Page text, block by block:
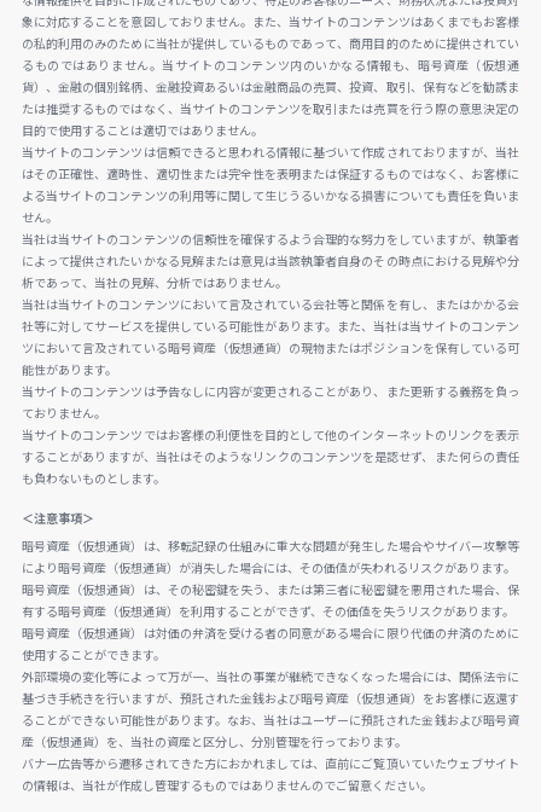
象に対応することを意図しておりません。また、当サイトのコンテンツはあくまでもお客様
の私的利用のみのために当社が提供しているものであって、商用目的のために提供されてい
るものではありません。当サイトのコンテンツ内のいかなる情報も、暗号資産（仮想通
貨）、金融の個別銘柄、金融投資あるいは金融商品の売買、投資、取引、保有などを勧誘ま
たは推奨するものではなく、当サイトのコンテンツを取引または売買を行う際の意思決定の
目的で使用することは適切ではありません。
当サイトのコンテンツは信頼できると思われる情報に基づいて作成されておりますが、当社
はその正確性、適時性、適切性または完全性を表明または保証するものではなく、お客様に
よる当サイトのコンテンツの利用等に関して生じうるいかなる損害についても責任を負いま
せん。
当社は当サイトのコンテンツの信頼性を確保するよう合理的な努力をしていますが、執筆者
によって提供されたいかなる見解または意見は当該執筆者自身のその時点における見解や分
析であって、当社の見解、分析ではありません。
当社は当サイトのコンテンツにおいて言及されている会社等と関係を有し、またはかかる会
社等に対してサービスを提供している可能性があります。また、当社は当サイトのコンテン
ツにおいて言及されている暗号資産（仮想通貨）の現物またはポジションを保有している可
能性があります。
当サイトのコンテンツは予告なしに内容が変更されることがあり、また更新する義務を負っ
ておりません。
当サイトのコンテンツではお客様の利便性を目的として他のインターネットのリンクを表示
することがありますが、当社はそのようなリンクのコンテンツを是認せず、また何らの責任
も負わないものとします。
＜注意事項＞
暗号資産（仮想通貨）は、移転記録の仕組みに重大な問題が発生した場合やサイバー攻撃等
により暗号資産（仮想通貨）が消失した場合には、その価値が失われるリスクがあります。
暗号資産（仮想通貨）は、その秘密鍵を失う、または第三者に秘密鍵を悪用された場合、保
有する暗号資産（仮想通貨）を利用することができず、その価値を失うリスクがあります。
暗号資産（仮想通貨）は対価の弁済を受ける者の同意がある場合に限り代価の弁済のために
使用することができます。
外部環境の変化等によって万が一、当社の事業が継続できなくなった場合には、関係法令に
基づき手続きを行いますが、預託された金銭および暗号資産（仮想通貨）をお客様に返還す
ることができない可能性があります。なお、当社はユーザーに預託された金銭および暗号資
産（仮想通貨）を、当社の資産と区分し、分別管理を行っております。
バナー広告等から遷移されてきた方におかれましては、直前にご覧頂いていたウェブサイト
の情報は、当社が作成し管理するものではありませんのでご留意ください。